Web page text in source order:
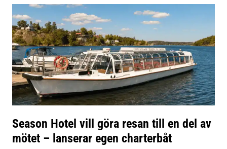
Season Hotel vill göra resan till en del av
mötet – lanserar egen charterbåt